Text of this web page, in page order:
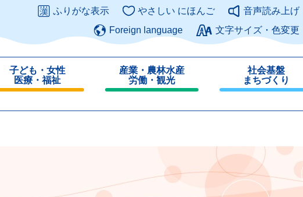
このページの本文へ
ふりがな表示 やさしい にほんご
音声読み上げ
Foreign language
文字サイズ・色変更
子ども・女性
医療・福祉
産業・農林水産
労働・観光
じ
社会基盤
まちづくり
じ